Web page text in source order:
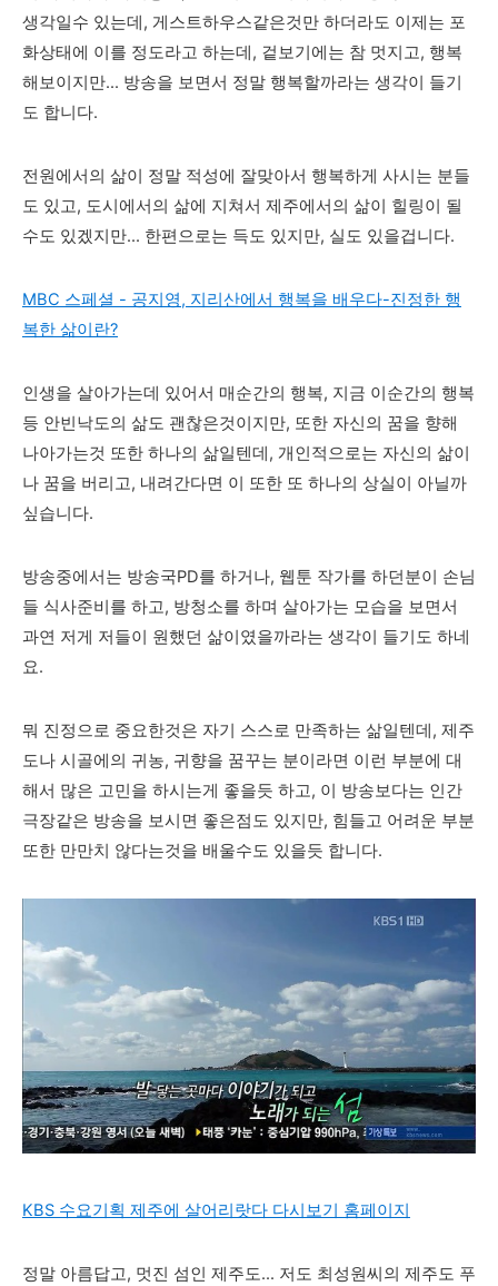
생각일수 있는데, 게스트하우스같은것만 하더라도 이제는 포
화상태에 이를 정도라고 하는데, 겉보기에는 참 멋지고, 행복
해보이지만... 방송을 보면서 정말 행복할까라는 생각이 들기
도 합니다.
전원에서의 삶이 정말 적성에 잘맞아서 행복하게 사시는 분들
도 있고, 도시에서의 삶에 지쳐서 제주에서의 삶이 힐링이 될
수도 있겠지만... 한편으로는 득도 있지만, 실도 있을겁니다.
MBC 스페셜 - 공지영, 지리산에서 행복을 배우다-진정한 행
복한 삶이란?
인생을 살아가는데 있어서 매순간의 행복, 지금 이순간의 행복
등 안빈낙도의 삶도 괜찮은것이지만, 또한 자신의 꿈을 향해
나아가는것 또한 하나의 삶일텐데, 개인적으로는 자신의 삶이
나 꿈을 버리고, 내려간다면 이 또한 또 하나의 상실이 아닐까
싶습니다.
방송중에서는 방송국PD를 하거나, 웹툰 작가를 하던분이 손님
들 식사준비를 하고, 방청소를 하며 살아가는 모습을 보면서
과연 저게 저들이 원했던 삶이였을까라는 생각이 들기도 하네
요.
뭐 진정으로 중요한것은 자기 스스로 만족하는 삶일텐데, 제주
도나 시골에의 귀농, 귀향을 꿈꾸는 분이라면 이런 부분에 대
해서 많은 고민을 하시는게 좋을듯 하고, 이 방송보다는 인간
극장같은 방송을 보시면 좋은점도 있지만, 힘들고 어려운 부분
또한 만만치 않다는것을 배울수도 있을듯 합니다.
KBS 수요기획 제주에 살어리랏다 다시보기 홈페이지
정말 아름답고, 멋진 섬인 제주도... 저도 최성원씨의 제주도 푸